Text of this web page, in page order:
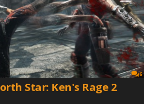
6
Star: Ken's Rage 2